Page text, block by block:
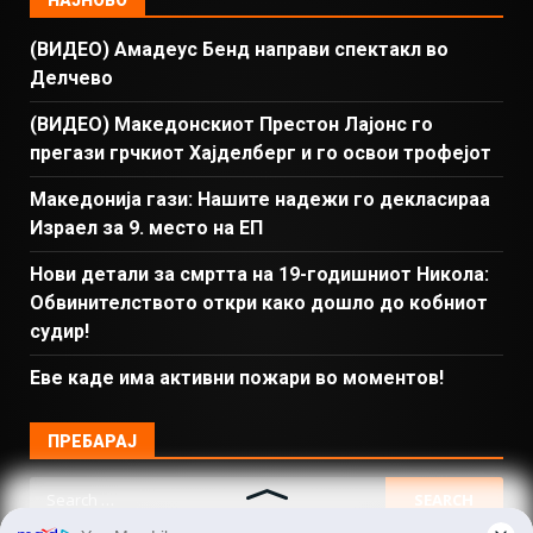
(ВИДЕО) Амадеус Бенд направи спектакл во
Делчево
(ВИДЕО) Македонскиот Престон Лајонс го
прегази грчкиот Хајделберг и го освои трофејот
Македонија гази: Нашите надежи го декласираа
Израел за 9. место на ЕП
Нови детали за смртта на 19-годишниот Никола:
Обвинителството откри како дошло до кобниот
судир!
Еве каде има активни пожари во моментов!
ПРЕБАРАЈ